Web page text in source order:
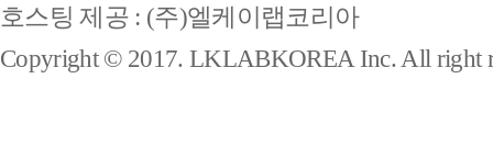
호스팅 제공 : (주)엘케이랩코리아
Copyright © 2017. LKLABKOREA Inc. All right